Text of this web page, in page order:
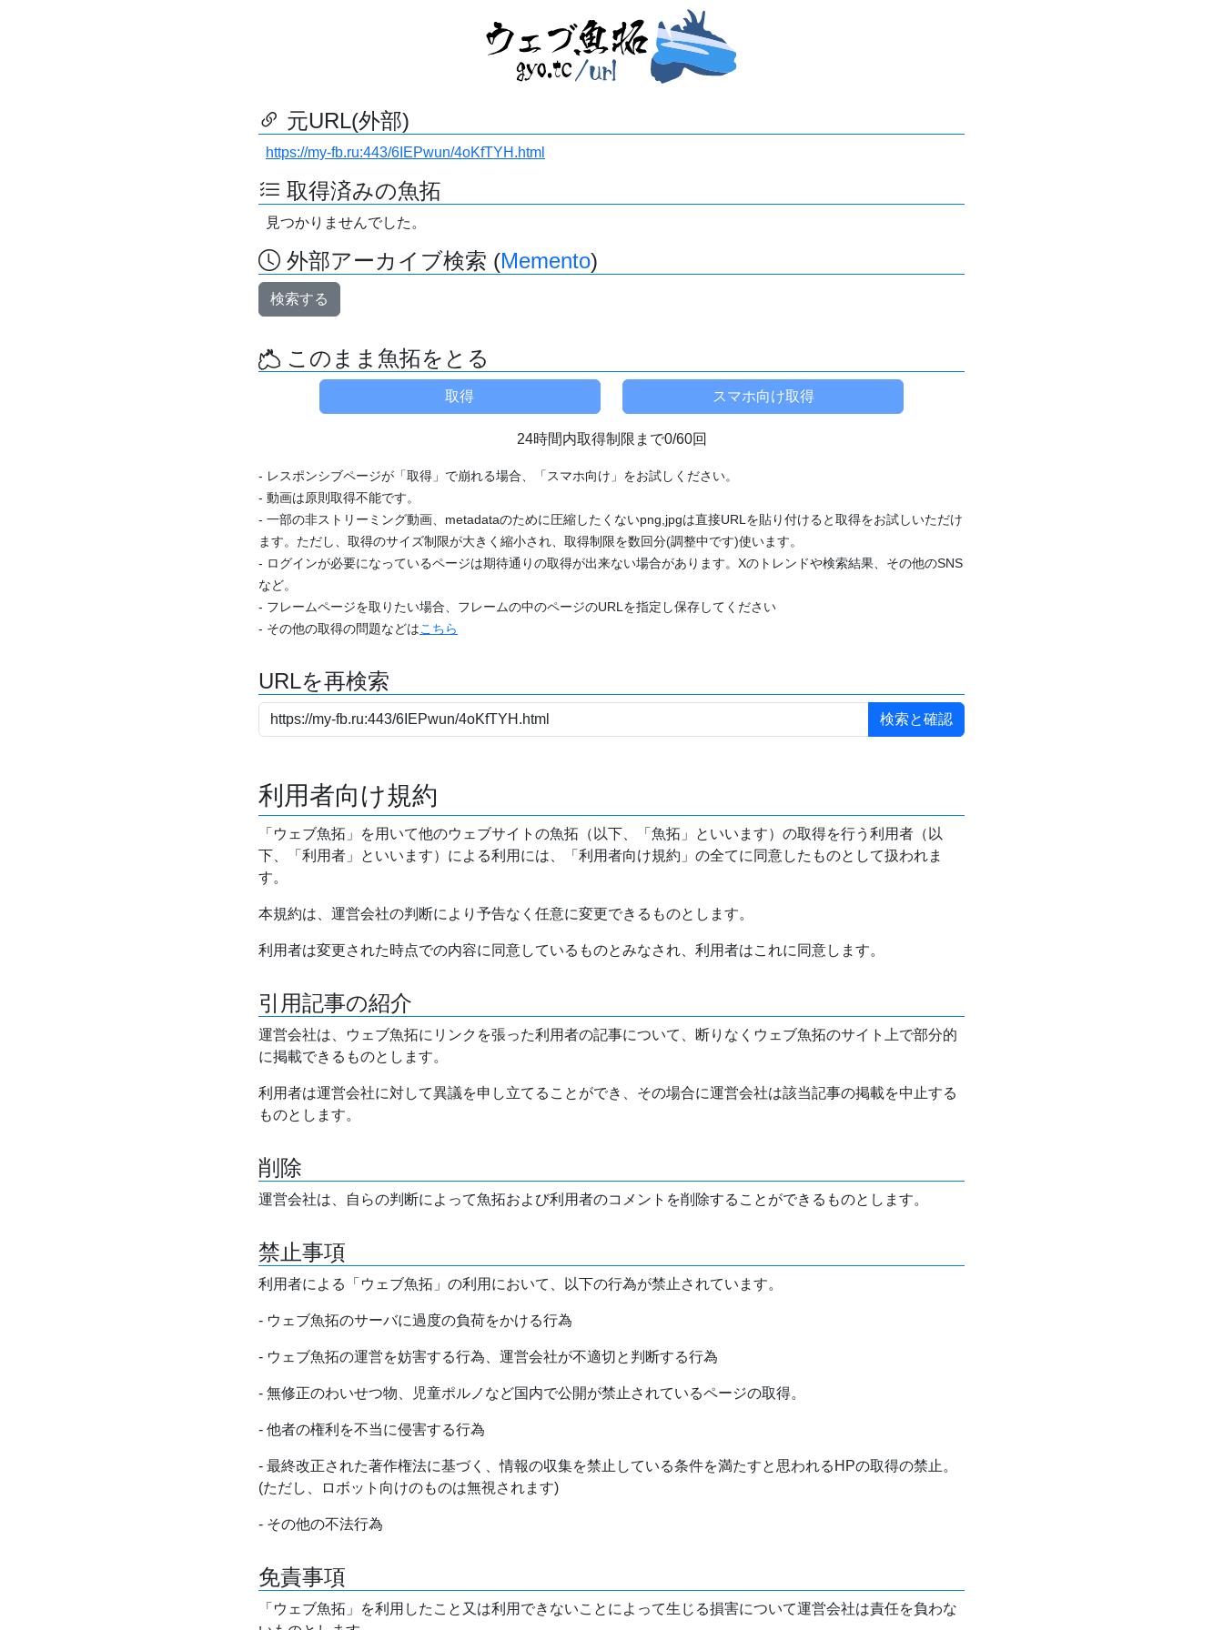
元URL(外部)
https://my-fb.ru:443/6IEPwun/4oKfTYH.html
取得済みの魚拓
見つかりませんでした。
外部アーカイブ検索 (Memento)
検索する
このまま魚拓をとる
24時間内取得制限まで0/60回
- レスポンシブページが「取得」で崩れる場合、「スマホ向け」をお試しください。
- 動画は原則取得不能です。
- 一部の非ストリーミング動画、metadataのために圧縮したくないpng,jpgは直接URLを貼り付けると取得をお試しいただけ
ます。ただし、取得のサイズ制限が大きく縮小され、取得制限を数回分(調整中です)使います。
- ログインが必要になっているページは期待通りの取得が出来ない場合があります。Xのトレンドや検索結果、その他のSNS
など。
- フレームページを取りたい場合、フレームの中のページのURLを指定し保存してください
- その他の取得の問題などはこちら
URLを再検索
利用者向け規約
「ウェブ魚拓」を用いて他のウェブサイトの魚拓（以下、「魚拓」といいます）の取得を行う利用者（以
下、「利用者」といいます）による利用には、「利用者向け規約」の全てに同意したものとして扱われま
す。
本規約は、運営会社の判断により予告なく任意に変更できるものとします。
利用者は変更された時点での内容に同意しているものとみなされ、利用者はこれに同意します。
引用記事の紹介
運営会社は、ウェブ魚拓にリンクを張った利用者の記事について、断りなくウェブ魚拓のサイト上で部分的
に掲載できるものとします。
利用者は運営会社に対して異議を申し立てることができ、その場合に運営会社は該当記事の掲載を中止する
ものとします。
削除
運営会社は、自らの判断によって魚拓および利用者のコメントを削除することができるものとします。
禁止事項
利用者による「ウェブ魚拓」の利用において、以下の行為が禁止されています。
- ウェブ魚拓のサーバに過度の負荷をかける行為
- ウェブ魚拓の運営を妨害する行為、運営会社が不適切と判断する行為
- 無修正のわいせつ物、児童ポルノなど国内で公開が禁止されているページの取得。
- 他者の権利を不当に侵害する行為
- 最終改正された著作権法に基づく、情報の収集を禁止している条件を満たすと思われるHPの取得の禁止。
(ただし、ロボット向けのものは無視されます)
- その他の不法行為
免責事項
「ウェブ魚拓」を利用したこと又は利用できないことによって生じる損害について運営会社は責任を負わな